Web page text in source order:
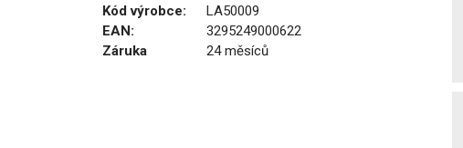
Kód výrobce:
LA50009
EAN:
3295249000622
Záruka
24 měsíců